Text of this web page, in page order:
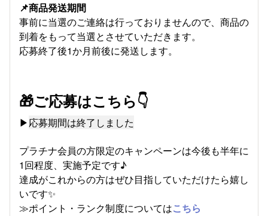
📌商品発送期間
事前に当選のご連絡は行っておりませんので、商品の
到着をもって当選とさせていただきます。
応募終了後1か月前後に発送します。
🎁ご応募はこちら👇
▶応募期間は終了しました
プラチナ会員の方限定のキャンペーンは今後も半年に
1回程度、実施予定です♪
達成がこれからの方はぜひ目指していただけたら嬉し
いです✨
≫ポイント・ランク制度についてはこちら